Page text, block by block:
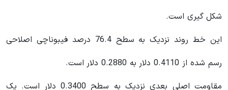
شکل گیری است.
این خط روند نزدیک به سطح 76.4 درصد فیبوناچی اصلاحی
رسم شده از 0.4110 دلار به 0.2880 دلار است.
مقاومت اصلی بعدی نزدیک به سطح 0.3400 دلار است. یک